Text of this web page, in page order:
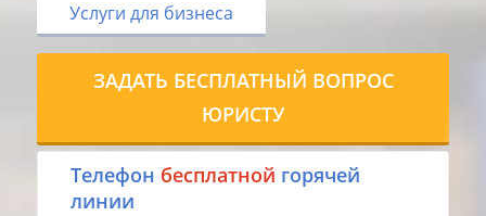
Услуги для бизнеса
ЗАДАТЬ БЕСПЛАТНЫЙ ВОПРОС
ЮРИСТУ
Tелефон бесплатной горячей
линии